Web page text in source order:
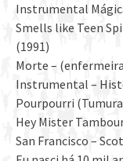
Instrumental
Smells like Teen
(1991)
Morte –
Instrumental –
Pourpourri
Hey Mister
San Francisco –